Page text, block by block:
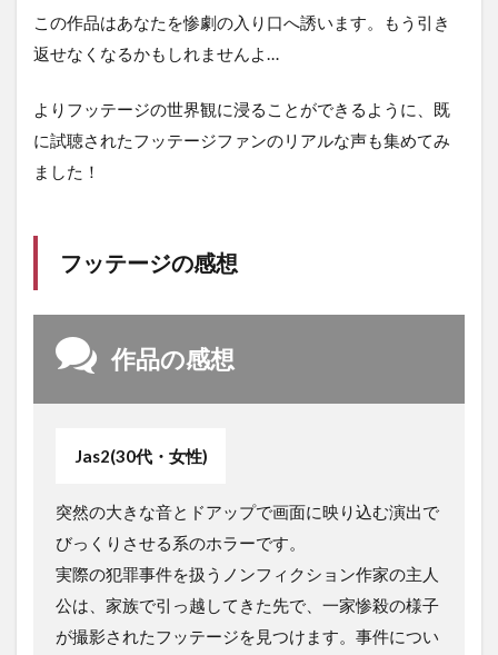
この作品はあなたを惨劇の入り口へ誘います。もう引き
返せなくなるかもしれませんよ…
よりフッテージの世界観に浸ることができるように、既
に試聴されたフッテージファンのリアルな声も集めてみ
ました！
フッテージの感想
作品の感想
Jas2(30代・女性)
突然の大きな音とドアップで画面に映り込む演出で
びっくりさせる系のホラーです。
実際の犯罪事件を扱うノンフィクション作家の主人
公は、家族で引っ越してきた先で、一家惨殺の様子
が撮影されたフッテージを見つけます。事件につい